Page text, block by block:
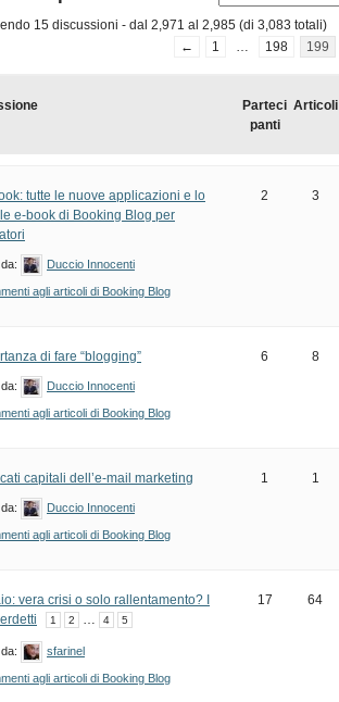
15 discussioni - dal 2,971 al 2,985 (di 3,083 totali)
←
1 … 198 199
Parteci
panti
Articoli
tutte le nuove applicazioni e lo
e-book di Booking Blog per
Duccio Innocenti
agli articoli di Booking Blog
2 3
di fare “blogging”
Duccio Innocenti
agli articoli di Booking Blog
6 8
capitali dell’e-mail marketing
Duccio Innocenti
agli articoli di Booking Blog
1 1
vera crisi o solo rallentamento? I
1 2 … 4 5
sfarinel
agli articoli di Booking Blog
17 64